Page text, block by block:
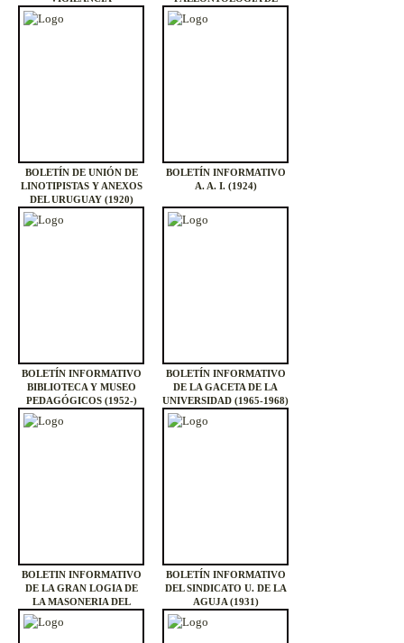
ECONÓMICA (1932)
VERTEBRADOS (1965 - )
BOLETÍN DE UNIÓN DE
LINOTIPISTAS Y ANEXOS
DEL URUGUAY (1920)
BOLETÍN INFORMATIVO
A. A. I. (1924)
BOLETÍN INFORMATIVO
BIBLIOTECA Y MUSEO
PEDAGÓGICOS (1952-)
BOLETÍN INFORMATIVO
DE LA GACETA DE LA
UNIVERSIDAD (1965-1968)
BOLETIN INFORMATIVO
DE LA GRAN LOGIA DE
LA MASONERIA DEL
URUGUAY (1978- )
BOLETÍN INFORMATIVO
DEL SINDICATO U. DE LA
AGUJA (1931)